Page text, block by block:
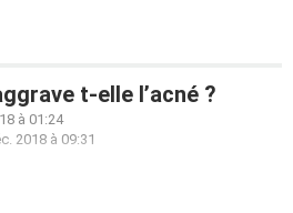
t-elle l’acné ?
à 01:24
2018 à 09:31